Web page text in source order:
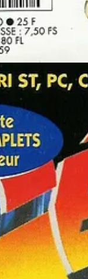
, sorti en 2022 et édité